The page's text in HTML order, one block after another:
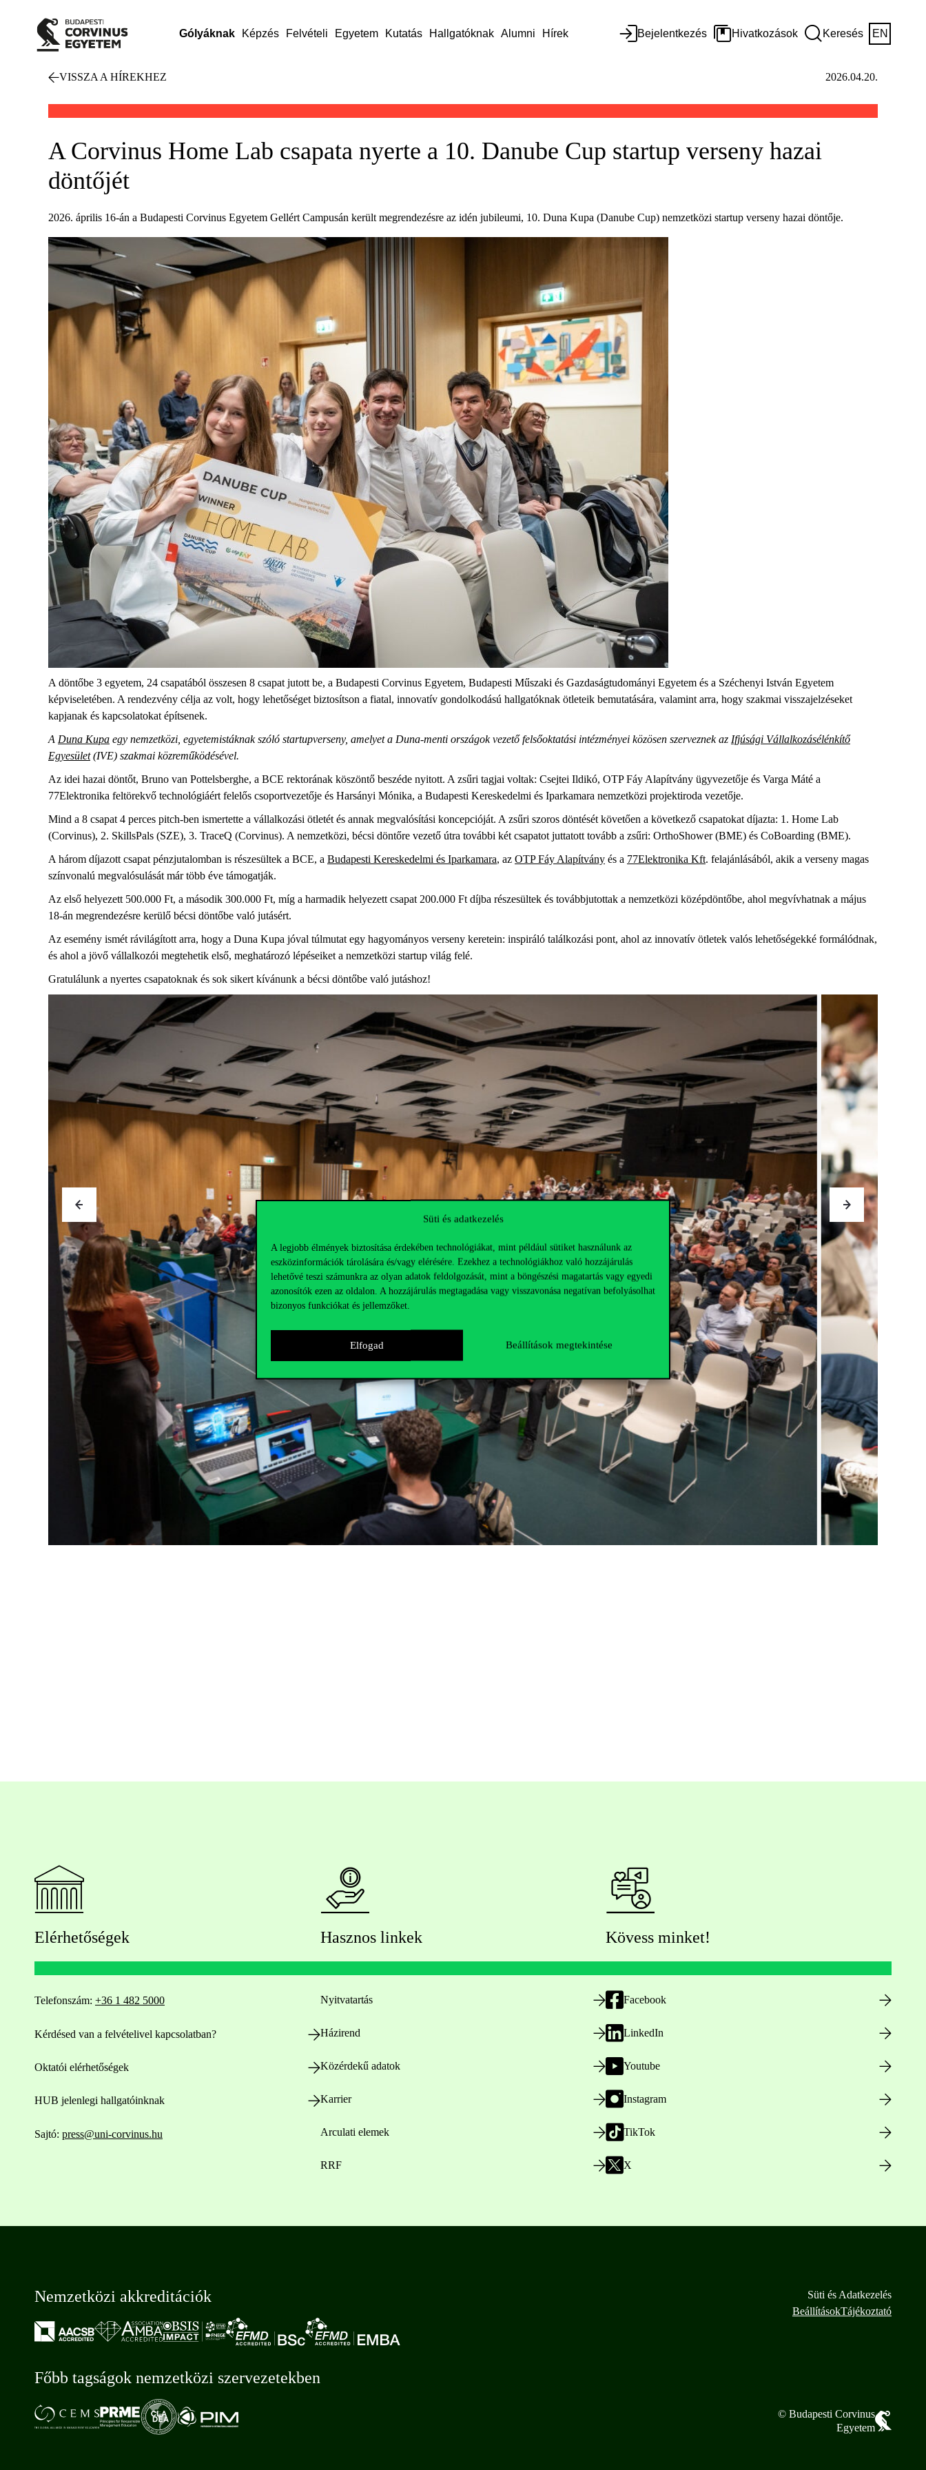
Süti és adatkezelés
A legjobb élmények biztosítása érdekében technológiákat, mint például sütiket használunk az
eszközinformációk tárolására és/vagy elérésére. Ezekhez a technológiákhoz való hozzájárulás
lehetővé teszi számunkra az olyan adatok feldolgozását, mint a böngészési magatartás vagy egyedi
azonosítók ezen az oldalon. A hozzájárulás megtagadása vagy visszavonása negatívan befolyásolhat
bizonyos funkciókat és jellemzőket.
Elfogad Beállítások megtekintése
Gólyáknak Képzés Felvételi Egyetem Kutatás Hallgatóknak Alumni Hírek Bejelentkezés Hivatkozások Keresés EN
VISSZA A HÍREKHEZ 2026.04.20.
A Corvinus Home Lab csapata nyerte a 10. Danube Cup startup verseny hazai
döntőjét
2026. április 16-án a Budapesti Corvinus Egyetem Gellért Campusán került megrendezésre az idén jubileumi, 10. Duna Kupa (Danube Cup) nemzetközi startup verseny hazai döntője.
A döntőbe 3 egyetem, 24 csapatából összesen 8 csapat jutott be, a Budapesti Corvinus Egyetem, Budapesti Műszaki és Gazdaságtudományi Egyetem és a Széchenyi István Egyetem
képviseletében. A rendezvény célja az volt, hogy lehetőséget biztosítson a fiatal, innovatív gondolkodású hallgatóknak ötleteik bemutatására, valamint arra, hogy szakmai visszajelzéseket
kapjanak és kapcsolatokat építsenek.
A Duna Kupa egy nemzetközi, egyetemistáknak szóló startupverseny, amelyet a Duna-menti országok vezető felsőoktatási intézményei közösen szerveznek az Ifjúsági Vállalkozásélénkítő
Egyesület(IVE) szakmai közreműködésével.
Az idei hazai döntőt, Bruno van Pottelsberghe, a BCE rektorának köszöntő beszéde nyitott. A zsűri tagjai voltak: Csejtei Ildikó, OTP Fáy Alapítvány ügyvezetője és Varga Máté a
77Elektronika feltörekvő technológiáért felelős csoportvezetője és Harsányi Mónika, a Budapesti Kereskedelmi és Iparkamara nemzetközi projektiroda vezetője.
Mind a 8 csapat 4 perces pitch-ben ismertette a vállalkozási ötletét és annak megvalósítási koncepcióját. A zsűri szoros döntését követően a következő csapatokat díjazta: 1. Home Lab
(Corvinus), 2. SkillsPals (SZE), 3. TraceQ (Corvinus). A nemzetközi, bécsi döntőre vezető útra további két csapatot juttatott tovább a zsűri: OrthoShower (BME) és CoBoarding (BME).
A három díjazott csapat pénzjutalomban is részesültek a BCE, a Budapesti Kereskedelmi és Iparkamara, az OTP Fáy Alapítvány és a 77Elektronika Kft. felajánlásából, akik a verseny magas
színvonalú megvalósulását már több éve támogatják.
Az első helyezett 500.000 Ft, a második 300.000 Ft, míg a harmadik helyezett csapat 200.000 Ft díjba részesültek és továbbjutottak a nemzetközi középdöntőbe, ahol megvívhatnak a május
18-án megrendezésre kerülő bécsi döntőbe való jutásért.
Az esemény ismét rávilágított arra, hogy a Duna Kupa jóval túlmutat egy hagyományos verseny keretein: inspiráló találkozási pont, ahol az innovatív ötletek valós lehetőségekké formálódnak,
és ahol a jövő vállalkozói megtehetik első, meghatározó lépéseiket a nemzetközi startup világ felé.
Gratulálunk a nyertes csapatoknak és sok sikert kívánunk a bécsi döntőbe való jutáshoz!
Elérhetőségek
Telefonszám: +36 1 482 5000
Kérdésed van a felvételivel kapcsolatban?
Oktatói elérhetőségek
HUB jelenlegi hallgatóinknak
Sajtó: press@uni-corvinus.hu
Hasznos linkek
Nyitvatartás
Házirend
Közérdekű adatok
Karrier
Arculati elemek
RRF
Kövess minket!
Facebook
LinkedIn
Youtube
Instagram
TikTok
X
Nemzetközi akkreditációk
Főbb tagságok nemzetközi szervezetekben
Süti és Adatkezelés
BeállításokTájékoztató
© Budapesti Corvinus
Egyetem